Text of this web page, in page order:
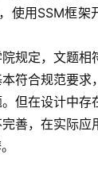
使用SSM框架
规定，文题相
符合规范要求
但在设计中存
善，在实际应